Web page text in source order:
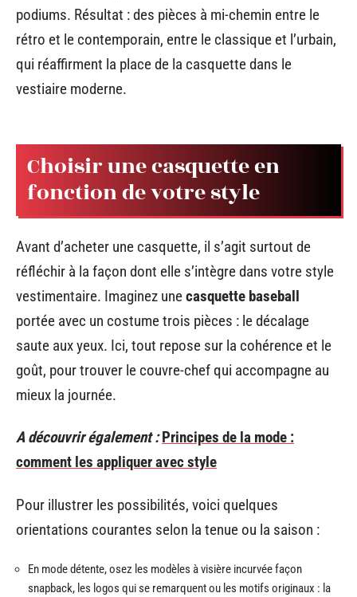
podiums. Résultat : des pièces à mi-chemin entre le
rétro et le contemporain, entre le classique et l’urbain,
qui réaffirment la place de la casquette dans le
vestiaire moderne.
Choisir une casquette en
fonction de votre style
Avant d’acheter une casquette, il s’agit surtout de
réfléchir à la façon dont elle s’intègre dans votre style
vestimentaire. Imaginez unecasquette baseball
portée avec un costume trois pièces : le décalage
saute aux yeux. Ici, tout repose sur la cohérence et le
goût, pour trouver le couvre-chef qui accompagne au
mieux la journée.
A découvrir également : Principes de la mode :
comment les appliquer avec style
Pour illustrer les possibilités, voici quelques
orientations courantes selon la tenue ou la saison :
En mode détente, osez les modèles à visière incurvée façon
snapback, les logos qui se remarquent ou les motifs originaux : la